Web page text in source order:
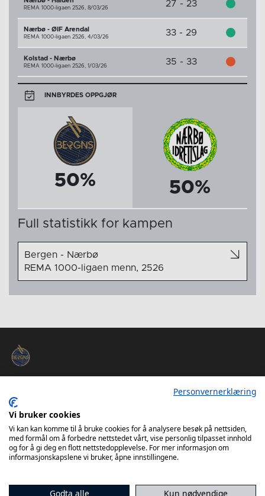
REMA 1000-ligaen 2526, 8/03/26 27 - 23
Nærbø - ØIF Arendal
REMA 1000-ligaen 2526, 4/03/26 33 - 29
Kolstad - Nærbø
REMA 1000-ligaen 2526, 1/03/26 35 - 33
INNBYRDES OPPGJØR
50% 50%
Full statistikk for kampen
Bergen - Nærbø
REMA 1000-ligaen menn, 2526
Kokstadvegen 46
5257 Kokstad
styreleder@bergenhandball.no
90871501
Personvernerklæring
Vi bruker cookies
Vi kan kan komme til å bruke cookies for å analysere besøk på nettsiden,
med formål om å forbedre nettstedet vårt, vise personlig tilpasset innhold
og for å gi deg en flott nettstedopplevelse. For mer informasjon om
informasjonskapslene vi bruker, åpne innstillingene.
Godta alle Kun nødvendige